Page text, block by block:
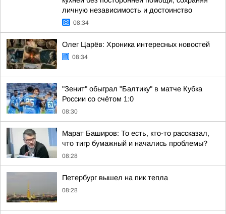
личную независимость и достоинство
08:34
Олег Царёв: Хроника интересных новостей
08:34
"Зенит" обыграл "Балтику" в матче Кубка
России со счётом 1:0
08:30
Марат Баширов: То есть, кто-то рассказал,
что тигр бумажный и начались проблемы?
08:28
Петербург вышел на пик тепла
08:28